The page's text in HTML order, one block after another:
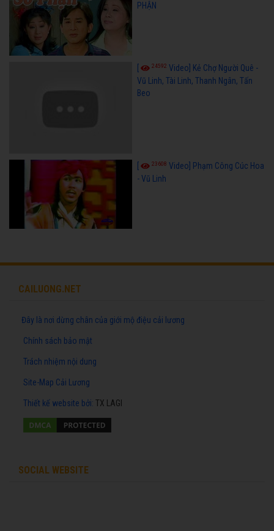
PHẬN
24592 Video] Kẻ Chợ Người Quê -
Vũ Linh, Tài Linh, Thanh Ngân, Tấn
Beo
23608 Video] Phạm Công Cúc Hoa
- Vũ Linh
CAILUONG.NET
Đây là nơi dừng chân của giới mộ điệu cải lương
Chính sách bảo mật
Trách nhiệm nội dung
Site-Map Cải Lương
Thiết kế website bởi: TX LAGI
SOCIAL WEBSITE